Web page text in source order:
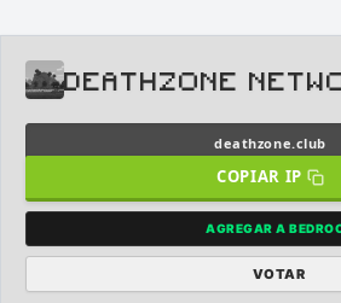
DeathZone Network
SURVIVAL 2026 ACTIVOS
NO PREMIUM
DEATHZONE
deathzone.club
COPIAR IP
AGREGAR A
VOTAR